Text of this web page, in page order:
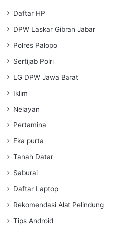
Daftar HP
DPW Laskar Gibran Jabar
Polres Palopo
Sertijab Polri
LG DPW Jawa Barat
Iklim
Nelayan
Pertamina
Eka purta
Tanah Datar
Saburai
Daftar Laptop
Rekomendasi Alat Pelindung
Tips Android